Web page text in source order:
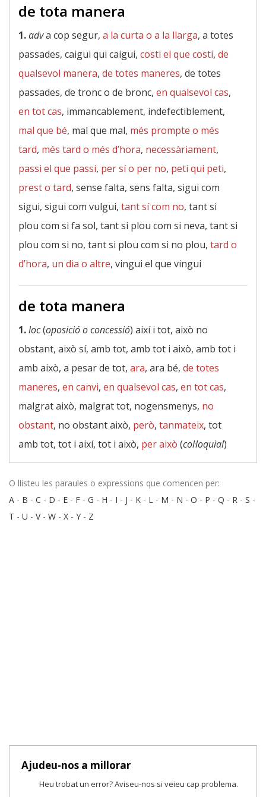
de tota manera
1.adva cop segur, a la curta o a la llarga, a totes
passades, caigui qui caigui, costi el que costi, de
qualsevol manera, de totes maneres, de totes
passades, de tronc o de bronc, en qualsevol cas,
en tot cas, immancablement, indefectiblement,
mal que bé, mal que mal, més prompte o més
tard, més tard o més d’hora, necessàriament,
passi el que passi, per sí o per no, peti qui peti,
prest o tard, sense falta, sens falta, sigui com
sigui, sigui com vulgui, tant sí com no, tant si
plou com si fa sol, tant si plou com si neva, tant si
plou com si no, tant si plou com si no plou, tard o
d’hora, un dia o altre, vingui el que vingui
de tota manera
1.loc(oposició o concessió) així i tot, això no
obstant, això sí, amb tot, amb tot i això, amb tot i
amb això, a pesar de tot, ara, ara bé, de totes
maneres, en canvi, en qualsevol cas, en tot cas,
malgrat això, malgrat tot, nogensmenys, no
obstant, no obstant això, però, tanmateix, tot
amb tot, tot i així, tot i això, per això (col·loquial)
O llisteu les paraules o expressions que comencen per:
A - B - C - D - E - F - G - H - I - J - K - L - M - N - O - P - Q - R - S -
T - U - V- W - X - Y - Z
Ajudeu-nos a millorar
Heu trobat un error? Aviseu-nos si veieu cap problema.